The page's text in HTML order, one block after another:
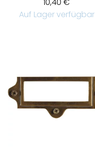
10,40 €
Auf Lager verfügbar